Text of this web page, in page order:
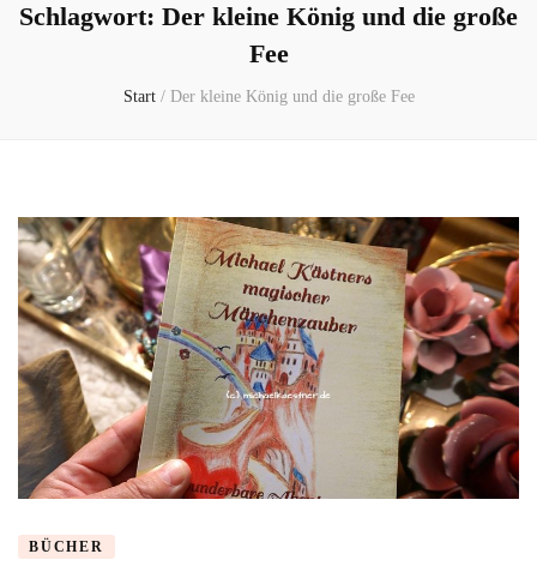
Schlagwort: Der kleine König und die große
Fee
Start / Der kleine König und die große Fee
BÜCHER